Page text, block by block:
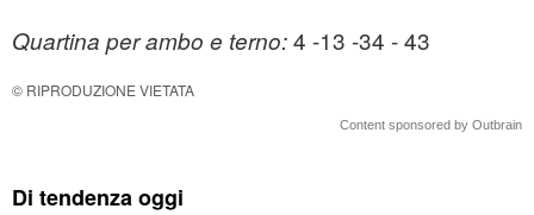
Quartina per ambo e terno:4 -13 -34 - 43
© RIPRODUZIONE VIETATA
Content sponsored by Outbrain
Di tendenza oggi